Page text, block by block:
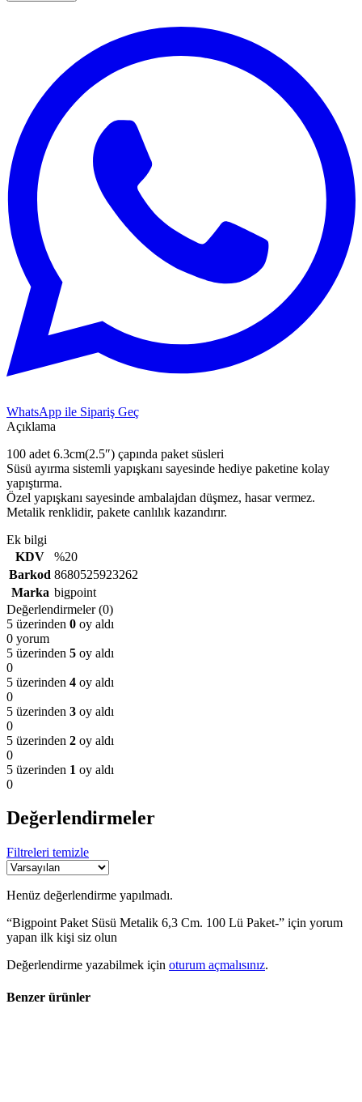
WhatsApp ile Sipariş Geç
Açıklama
100 adet 6.3cm(2.5″) çapında paket süsleri
Süsü ayırma sistemli yapışkanı sayesinde hediye paketine kolay
yapıştırma.
Özel yapışkanı sayesinde ambalajdan düşmez, hasar vermez.
Metalik renklidir, pakete canlılık kazandırır.
Ek bilgi
KDV
%20
Barkod 8680525923262
Marka bigpoint
Değerlendirmeler (0)
5 üzerinden 0 oy aldı
0 yorum
5 üzerinden 5 oy aldı
0
5 üzerinden 4 oy aldı
0
5 üzerinden 3 oy aldı
0
5 üzerinden 2 oy aldı
0
5 üzerinden 1 oy aldı
0
Değerlendirmeler
Filtreleri temizle
Henüz değerlendirme yapılmadı.
“Bigpoint Paket Süsü Metalik 6,3 Cm. 100 Lü Paket-” için yorum
yapan ilk kişi siz olun
Değerlendirme yazabilmek için oturum açmalısınız.
Benzer ürünler